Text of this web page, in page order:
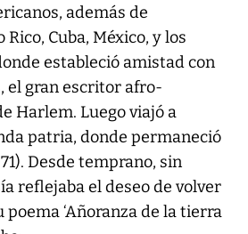
además de
Cuba, México, y los
estableció amistad con
el gran escritor afro-
Harlem. Luego viajó a
patria, donde permaneció
Desde temprano, sin
reflejaba el deseo de volver
poema ‘Añoranza de la tierra